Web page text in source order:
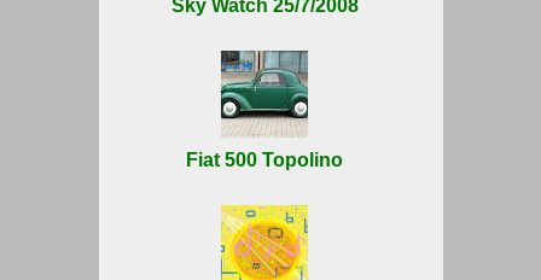
Sky Watch 25/7/2008
Fiat 500 Topolino